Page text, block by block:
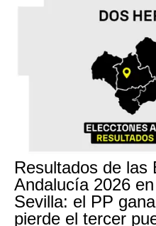
Resultados de las
Andalucía 2026
Sevilla: el PP
pierde el tercer